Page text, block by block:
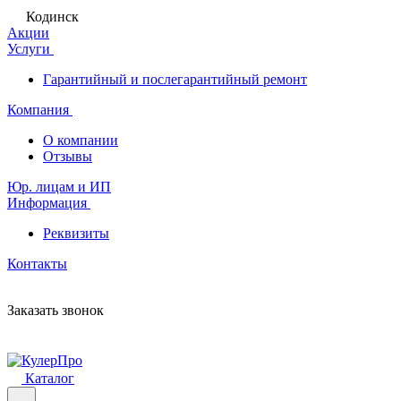
Кодинск
Акции
Услуги
Гарантийный и послегарантийный ремонт
Компания
О компании
Отзывы
Юр. лицам и ИП
Информация
Реквизиты
Контакты
Заказать звонок
Каталог